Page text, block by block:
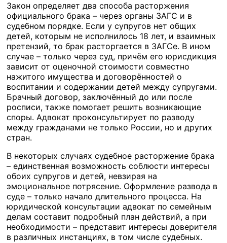
Закон определяет два способа расторжения
официального брака – через органы ЗАГС и в
судебном порядке. Если у супругов нет общих
детей, которым не исполнилось 18 лет, и взаимных
претензий, то брак расторгается в ЗАГСе. В ином
случае – только через суд, причём его юрисдикция
зависит от оценочной стоимости совместно
нажитого имущества и договорённостей о
воспитании и содержании детей между супругами.
Брачный договор, заключённый до или после
росписи, также помогает решить возникающие
споры. Адвокат проконсультирует по разводу
между гражданами не только России, но и других
стран.
В некоторых случаях судебное расторжение брака
– единственная возможность соблюсти интересы
обоих супругов и детей, невзирая на
эмоциональное потрясение. Оформление развода в
суде – только начало длительного процесса. На
юридической консультации адвокат по семейным
делам составит подробный план действий, а при
необходимости – представит интересы доверителя
в различных инстанциях, в том числе судебных.